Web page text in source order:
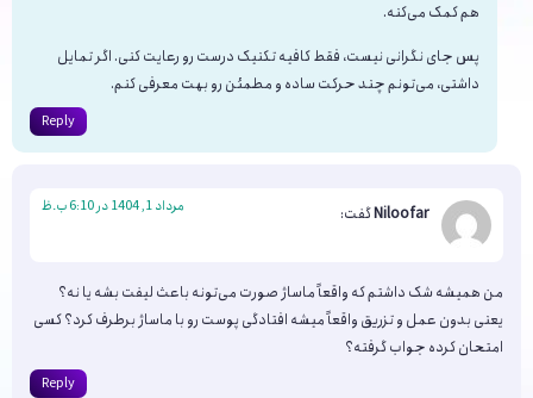
هم کمک می‌کنه.
پس جای نگرانی نیست، فقط کافیه تکنیک درست رو رعایت کنی. اگر تمایل
داشتی، می‌تونم چند حرکت ساده و مطمئن رو بهت معرفی کنم.
Reply
Niloofarگفت: مرداد 1, 1404 در 6:10 ب.ظ
من همیشه شک داشتم که واقعاً ماساژ صورت می‌تونه باعث لیفت بشه یا نه؟
یعنی بدون عمل و تزریق واقعاً میشه افتادگی پوست رو با ماساژ برطرف کرد؟ کسی
امتحان کرده جواب گرفته؟
Reply